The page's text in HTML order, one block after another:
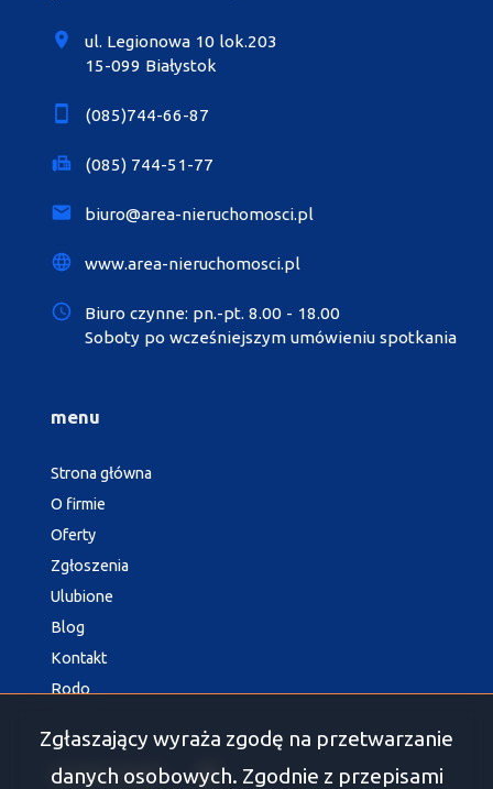
ul. Legionowa 10 lok.203
15-099 Białystok
(085)744-66-87
(085) 744-51-77
biuro@area-nieruchomosci.pl
www.area-nieruchomosci.pl
Biuro czynne: pn.-pt. 8.00 - 18.00
Soboty po wcześniejszym umówieniu spotkania
menu
Strona główna
O firmie
Oferty
Zgłoszenia
Ulubione
Blog
Kontakt
Rodo
social media Facebook
Zgłaszający wyraża zgodę na przetwarzanie
danych osobowych. Zgodnie z przepisami